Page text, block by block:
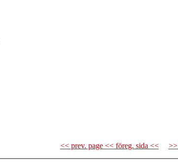
<< prev. page << föreg. sida <<